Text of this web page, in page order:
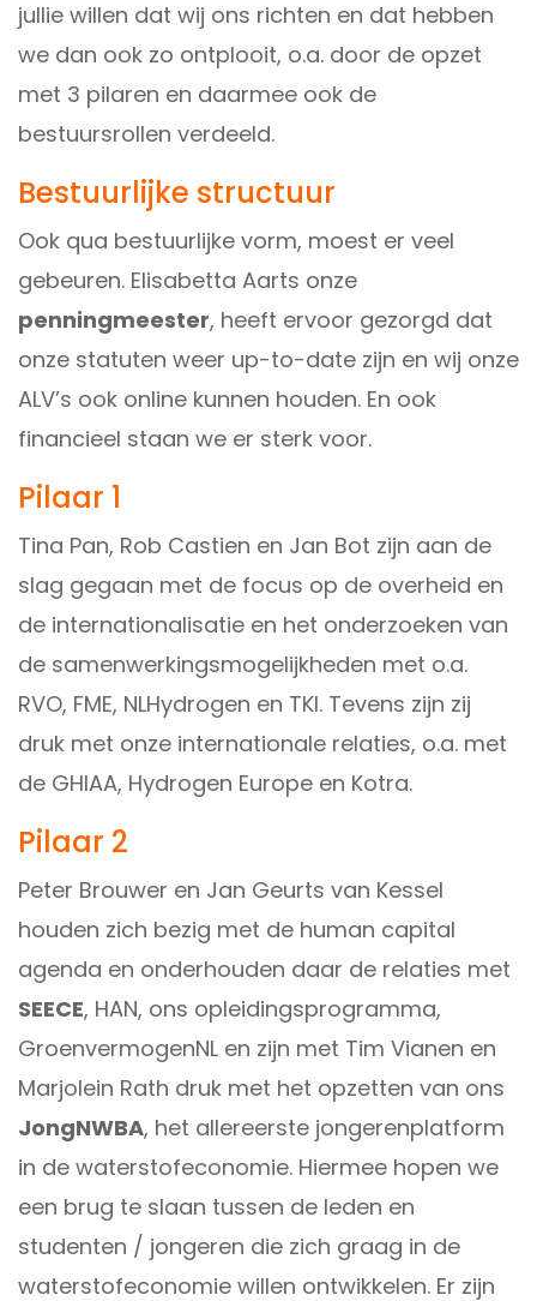
jullie willen dat wij ons richten en dat hebben
we dan ook zo ontplooit, o.a. door de opzet
met 3 pilaren en daarmee ook de
bestuursrollen verdeeld.
Bestuurlijke structuur
Ook qua bestuurlijke vorm, moest er veel
gebeuren. Elisabetta Aarts onze
penningmeester, heeft ervoor gezorgd dat
onze statuten weer up-to-date zijn en wij onze
ALV’s ook online kunnen houden. En ook
financieel staan we er sterk voor.
Pilaar 1
Tina Pan, Rob Castien en Jan Bot zijn aan de
slag gegaan met de focus op de overheid en
de internationalisatie en het onderzoeken van
de samenwerkingsmogelijkheden met o.a.
RVO, FME, NLHydrogen en TKI. Tevens zijn zij
druk met onze internationale relaties, o.a. met
de GHIAA, Hydrogen Europe en Kotra.
Pilaar 2
Peter Brouwer en Jan Geurts van Kessel
houden zich bezig met de human capital
agenda en onderhouden daar de relaties met
SEECE, HAN, ons opleidingsprogramma,
GroenvermogenNL en zijn met Tim Vianen en
Marjolein Rath druk met het opzetten van ons
JongNWBA, het allereerste jongerenplatform
in de waterstofeconomie. Hiermee hopen we
een brug te slaan tussen de leden en
studenten / jongeren die zich graag in de
waterstofeconomie willen ontwikkelen. Er zijn